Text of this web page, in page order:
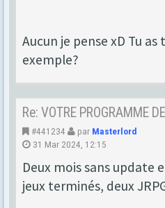
Aucun je pense xD Tu
exemple?
Re: VOTRE PROGRAMME
#441234 par Masterlord
31 Mar 2024, 12:15
Deux mois sans update
jeux terminés, deux